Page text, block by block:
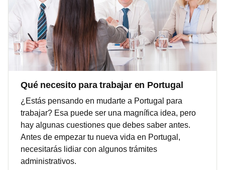
Qué necesito para trabajar en Portugal
¿Estás pensando en mudarte a Portugal para
trabajar? Esa puede ser una magnífica idea, pero
hay algunas cuestiones que debes saber antes.
Antes de empezar tu nueva vida en Portugal,
necesitarás lidiar con algunos trámites
administrativos.